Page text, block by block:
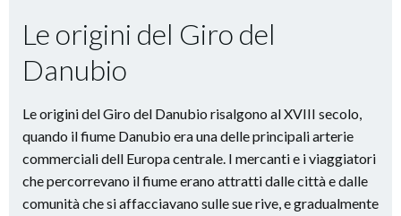
Le origini del Giro del
Danubio
Le origini del Giro del Danubio risalgono al XVIII secolo,
quando il fiume Danubio era una delle principali arterie
commerciali dell Europa centrale. I mercanti e i viaggiatori
che percorrevano il fiume erano attratti dalle città e dalle
comunità che si affacciavano sulle sue rive, e gradualmente